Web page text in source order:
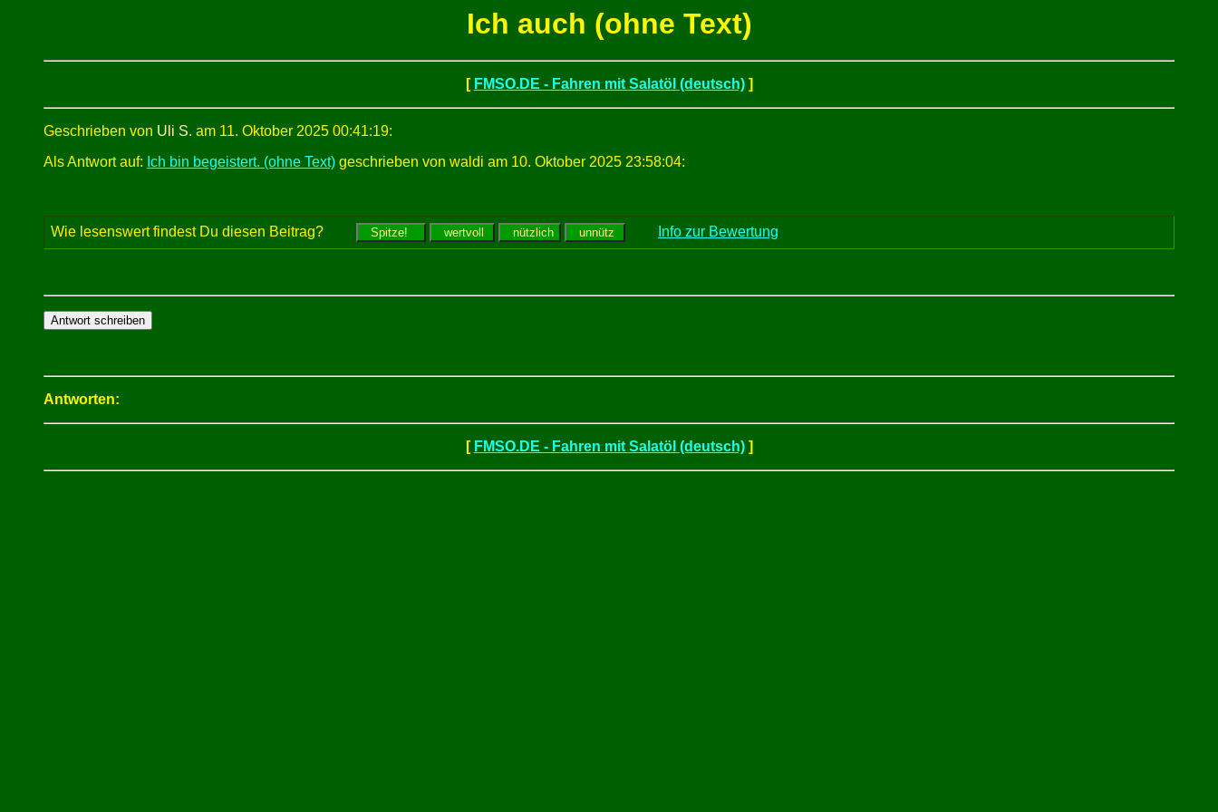
Ich auch (ohne Text)
[ FMSO.DE - Fahren mit Salatöl (deutsch)]
Geschrieben von Uli S. am 11. Oktober 2025 00:41:19:
Als Antwort auf: Ich bin begeistert. (ohne Text) geschrieben von waldi am 10. Oktober 2025 23:58:04:
Wie lesenswert findest Du diesen Beitrag? Info zur Bewertung
Antworten:
[ FMSO.DE - Fahren mit Salatöl (deutsch)]